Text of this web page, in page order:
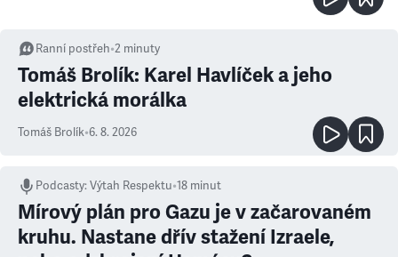
Ranní postřeh•2 minuty
Tomáš Brolík: Karel Havlíček a jeho
elektrická morálka
Tomáš Brolík•6. 8. 2026
Podcasty:Výtah Respektu•18 minut
Mírový plán pro Gazu je v začarovaném
kruhu. Nastane dřív stažení Izraele,